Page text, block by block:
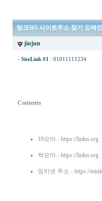
링크365 사이트주소 찾기 도메
jinjun
- SiteLink #1 : 01011111234
Contents
19모아- https://linkn.org
싹모아- https://linkn.org
밍키넷 주소 - https://